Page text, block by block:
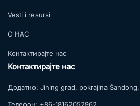
Vesti i resursi
О НАС
Контактирајте нас
Контактирајте нас
Додатно: Jining grad, pokrajina
Телефон: +86-18162052962